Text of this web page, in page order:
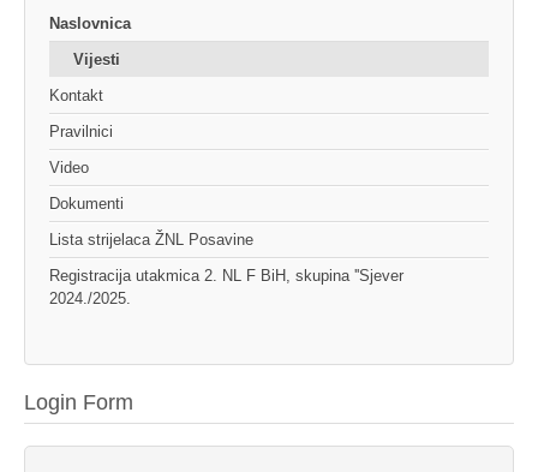
Naslovnica
Vijesti
Kontakt
Pravilnici
Video
Dokumenti
Lista strijelaca ŽNL Posavine
Registracija utakmica 2. NL F BiH, skupina ''Sjever
2024./2025.
Login Form